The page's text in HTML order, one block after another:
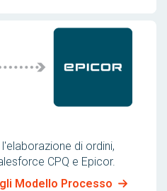
di ordini,
CPQ e Epicor.
Modello Processo